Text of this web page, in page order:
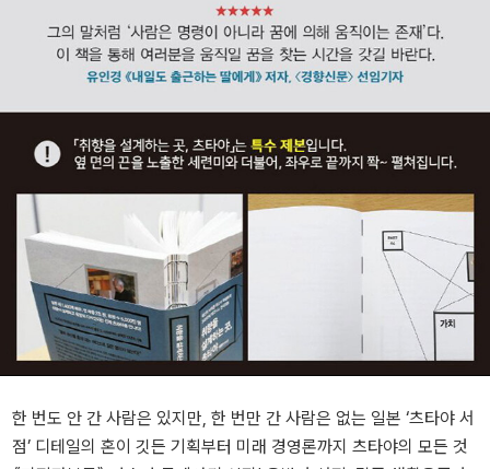
한 번도 안 간 사람은 있지만, 한 번만 간 사람은 없는 일본 ‘츠타야 서
점’ 디테일의 혼이 깃든 기획부터 미래 경영론까지 츠타야의 모든 것